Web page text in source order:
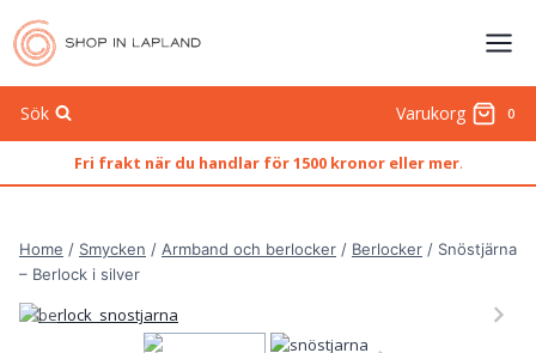
content
Sök Varukorg 0
Fri frakt när du handlar för 1500 kronor eller mer.
Home / Smycken / Armband och berlocker / Berlocker / Snöstjärna
– Berlock i silver